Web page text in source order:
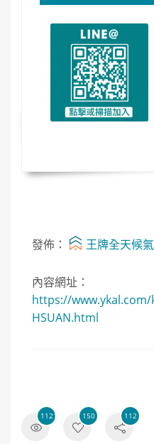
發佈： 王牌全天候
內容網址：
https://
HSUAN.html
11210 150 112